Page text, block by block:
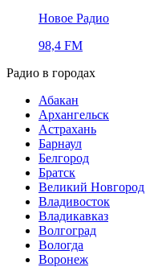
Новое Радио
98,4 FM
Радио в городах
Абакан
Архангельск
Астрахань
Барнаул
Белгород
Братск
Великий Новгород
Владивосток
Владикавказ
Волгоград
Вологда
Воронеж